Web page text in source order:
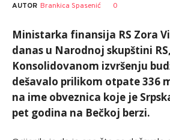
AUTOR Brankica Spasenić 0
Ministarka finansija RS Zora
danas u Narodnoj skupštini
Konsolidovanom izvršenju
dešavalo prilikom otpate 336
na ime obveznica koje je
pet godina na Bečkoj berzi.